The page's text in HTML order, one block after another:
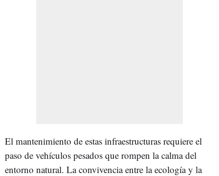
El mantenimiento de estas infraestructuras requiere el
paso de vehículos pesados que rompen la calma del
entorno natural. La convivencia entre la ecología y la